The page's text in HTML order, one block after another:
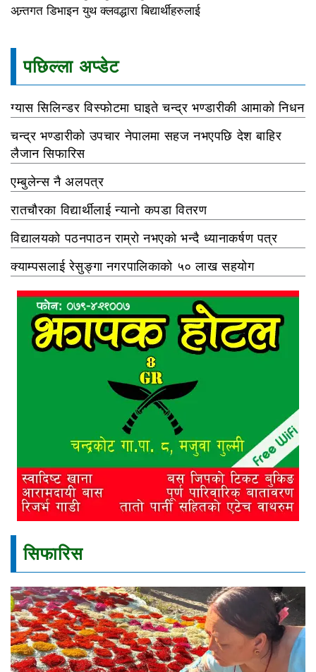
अन्र्तगत डिभाइन युथ क्लवद्धारा बिद्यार्थीहरुलाई
पछिल्ला अप्डेट
ग्यास सिलिन्डर विस्फोटमा घाइते चन्द्र भण्डारीकी आमाको निधन
चन्द्र भण्डारीको उपचार नेपालमा सहज नभएपछि देश बाहिर
लैजान सिफारिस
एम्बुलेन्स नै अलपत्र
रातचौरका विद्यार्थीलाई न्यानो कपडा वितरण
विद्यालयको पठनपाठन राम्रो नभएको भन्दै ध्यानाकर्षण पत्र
क्याम्पसलाई रेसुङ्गा नगरपालिकाको ५० लाख सहयोग
सिफारिस